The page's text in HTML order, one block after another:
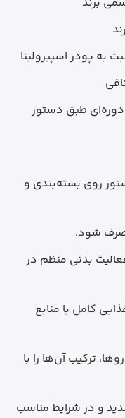
به پودر اسپیرولینا
روی بسته‌بندی و
شود.
بدنی منظم در
کامل یا منابع
ترکیب آن‌ها را با
و در شرایط مناسب